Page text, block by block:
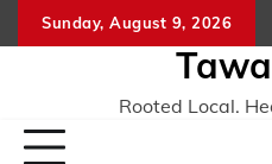
to
Sunday, August 9, 2026
Rooted Local.